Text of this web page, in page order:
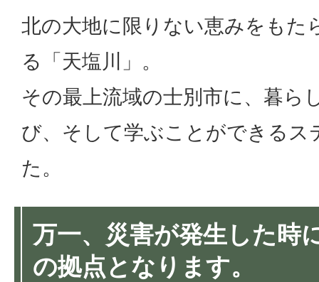
北の大地に限りない恵みをもた
る「天塩川」。
その最上流域の士別市に、暮ら
び、そして学ぶことができるス
た。
万一、災害が発生した時
の拠点となります。